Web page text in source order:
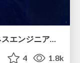
4 1.8k